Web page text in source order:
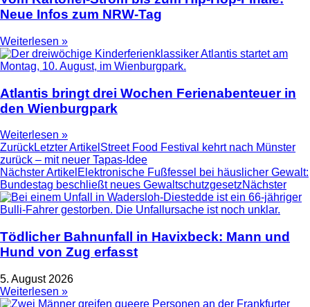
Neue Infos zum NRW-Tag
Weiterlesen »
Atlantis bringt drei Wochen Ferienabenteuer in
den Wienburgpark
Weiterlesen »
ZurückLetzter Artikel Street Food Festival kehrt nach Münster
zurück – mit neuer Tapas-Idee
Nächster Artikel Elektronische Fußfessel bei häuslicher Gewalt:
Bundestag beschließt neues GewaltschutzgesetzNächster
Tödlicher Bahnunfall in Havixbeck: Mann und
Hund von Zug erfasst
5. August 2026
Weiterlesen »